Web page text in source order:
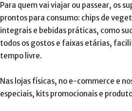
Para quem vai viajar ou passear, os
prontos para consumo: chips de
integrais e bebidas práticas, como
todos os gostos e faixas etárias,
tempo livre.
Nas lojas físicas, no e-commerce e
especiais, kits promocionais e